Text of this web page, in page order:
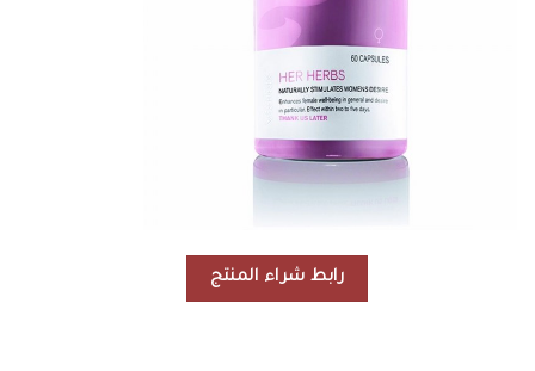
رابط شراء المنتج